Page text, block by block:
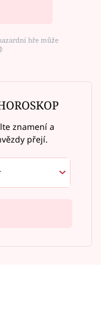
hře může
znamení a
přejí.